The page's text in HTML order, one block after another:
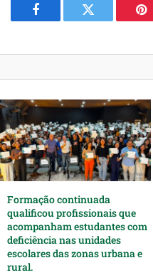
Facebook Twitter
Formação continuada
qualificou profissionais que
acompanham estudantes com
deficiência nas unidades
escolares das zonas urbana e
rural.